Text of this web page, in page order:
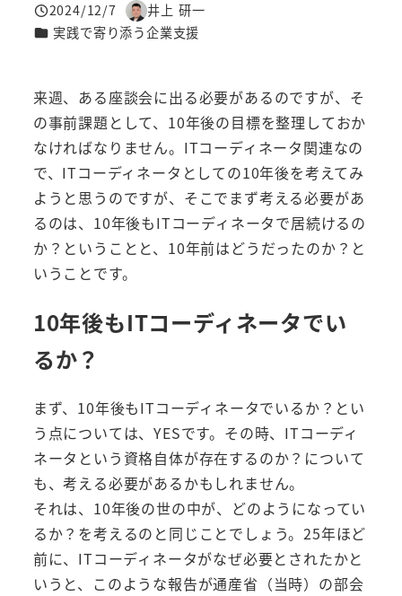
投稿日
2024/12/7
著
者
井上 研一
カテゴリー
実践で寄り添う企業支援
来週、ある座談会に出る必要があるのですが、そ
の事前課題として、10年後の目標を整理しておか
なければなりません。ITコーディネータ関連なの
で、ITコーディネータとしての10年後を考えてみ
ようと思うのですが、そこでまず考える必要があ
るのは、10年後もITコーディネータで居続けるの
か？ということと、10年前はどうだったのか？と
いうことです。
10年後もITコーディネータでい
るか？
まず、10年後もITコーディネータでいるか？とい
う点については、YESです。その時、ITコーディ
ネータという資格自体が存在するのか？について
も、考える必要があるかもしれません。
それは、10年後の世の中が、どのようになってい
るか？を考えるのと同じことでしょう。25年ほど
前に、ITコーディネータがなぜ必要とされたかと
いうと、このような報告が通産省（当時）の部会